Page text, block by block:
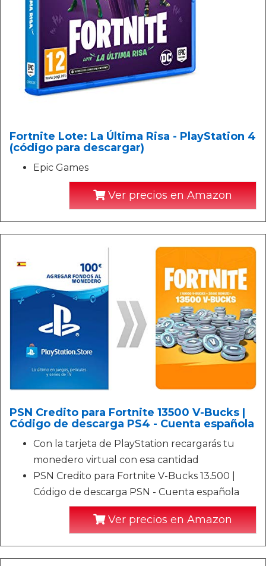
Fortnite Lote: La Última Risa - PlayStation 4
(código para descargar)
Epic Games
Ver precios en Amazon
PSN Credito para Fortnite 13500 V-Bucks |
Código de descarga PS4 - Cuenta española
Con la tarjeta de PlayStation recargarás tu
monedero virtual con esa cantidad
PSN Credito para Fortnite V-Bucks 13.500 |
Código de descarga PSN - Cuenta española
Ver precios en Amazon